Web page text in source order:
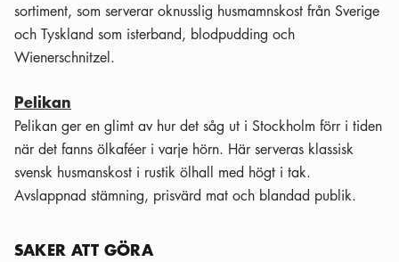
sortiment, som serverar oknusslig husmamnskost från Sverige
och Tyskland som isterband, blodpudding och
Wienerschnitzel.
Pelikan
Pelikan ger en glimt av hur det såg ut i Stockholm förr i tiden
när det fanns ölkaféer i varje hörn. Här serveras klassisk
svensk husmanskost i rustik ölhall med högt i tak.
Avslappnad stämning, prisvärd mat och blandad publik.
SAKER ATT GÖRA